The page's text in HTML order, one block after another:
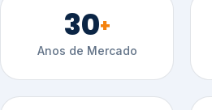
30+
Anos de Mercado